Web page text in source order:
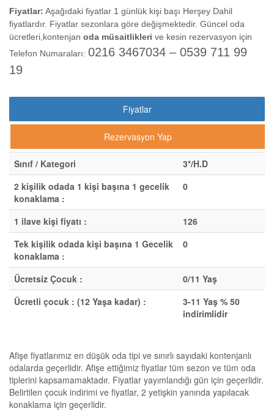
Fiyatlar: Aşağıdaki fiyatlar 1 günlük kişi başı Herşey Dahil
fiyatlardır. Fiyatlar sezonlara göre değişmektedir. Güncel oda
ücretleri,kontenjan oda müsaitlikleri ve kesin rezervasyon için
Telefon Numaraları: 0216 3467034 – 0539 711 99
19
Fiyatlar
Rezervasyon Yap
Sınıf / Kategori
3*/H.D
2 kişilik odada 1 kişi başına 1 gecelik
konaklama :
0
1 ilave kişi fiyatı :
126
Tek kişilik odada kişi başına 1 Gecelik
konaklama :
0
Ücretsiz Çocuk :
0/11 Yaş
Ücretli çocuk : (12 Yaşa kadar) :
3-11 Yaş % 50
indirimlidir
Afişe fiyatlarımız en düşük oda tipi ve sınırlı sayıdaki kontenjanlı
odalarda geçerlidir. Afişe ettiğimiz fiyatlar tüm sezon ve tüm oda
tiplerini kapsamamaktadır. Fiyatlar yayımlandığı gün için geçerlidir.
Belirtilen çocuk indirimi ve fiyatlar, 2 yetişkin yanında yapılacak
konaklama için geçerlidir.